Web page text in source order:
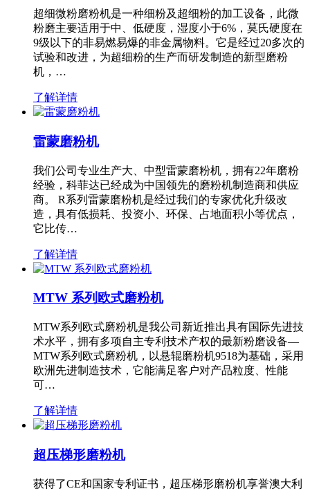
超细微粉磨粉机是一种细粉及超细粉的加工设备，此微
粉磨主要适用于中、低硬度，湿度小于6%，莫氏硬度在
9级以下的非易燃易爆的非金属物料。它是经过20多次的
试验和改进，为超细粉的生产而研发制造的新型磨粉
机，…
了解详情
雷蒙磨粉机
我们公司专业生产大、中型雷蒙磨粉机，拥有22年磨粉
经验，科菲达已经成为中国领先的磨粉机制造商和供应
商。 R系列雷蒙磨粉机是经过我们的专家优化升级改
造，具有低损耗、投资小、环保、占地面积小等优点，
它比传…
了解详情
MTW 系列欧式磨粉机
MTW系列欧式磨粉机是我公司新近推出具有国际先进技
术水平，拥有多项自主专利技术产权的最新粉磨设备—
MTW系列欧式磨粉机，以悬辊磨粉机9518为基础，采用
欧洲先进制造技术，它能满足客户对产品粒度、性能
可…
了解详情
超压梯形磨粉机
获得了CE和国家专利证书，超压梯形磨粉机享誉澳大利